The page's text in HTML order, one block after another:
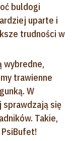
buldogi
uparte i
trudności w
wybredne,
trawienne
W
sprawdzają się
Takie,